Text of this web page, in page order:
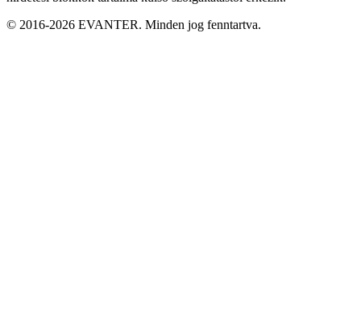
© 2016-2026 EVANTER. Minden jog fenntartva.